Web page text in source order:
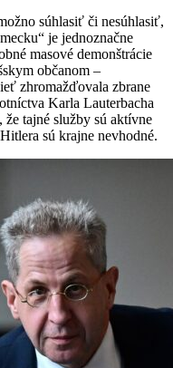
súhlasiť či nesúhlasiť,
je jednoznačne
masové demonštrácie
občanom –
zhromažďovala zbrane
Karla Lauterbacha
tajné služby sú aktívne
sú krajne nevhodné.